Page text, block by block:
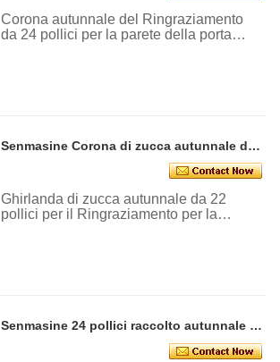
Corona autunnale del Ringraziamento
da 24 pollici per la parete della porta
Senmasine Corona di zucca autunnale da 22 pollici per il Ringraziamento con foglie artificiali Zucche di velluto Fiocchi di nastro Decorazione del raccolto autunnale
Ghirlanda di zucca autunnale da 22
pollici per il Ringraziamento per la
Senmasine 24 pollici raccolto autunnale Ghirlanda autunnale artificiale Banyan per la decorazione da appendere alla porta d'ingresso